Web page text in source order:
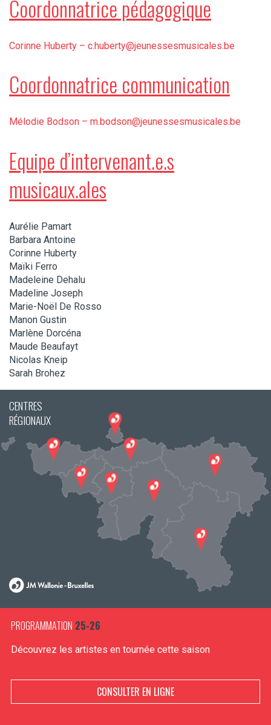
Coordonnatrice pédagogique
Corinne Huberty – c.huberty@jeunessesmusicales.be
Coordonnatrice communication
Mélodie Bodson – m.bodson@jeunessesmusicales.be
Equipe d’intervenant.e.s
musicaux.ales
Aurélie Pamart
Barbara Antoine
Corinne Huberty
Maïki Ferro
Madeleine Dehalu
Madeline Joseph
Marie-Noël De Rosso
Manon Gustin
Marlène Dorcéna
Maude Beaufayt
Nicolas Kneip
Sarah Brohez
CENTRES
RÉGIONAUX
PROGRAMMATION 25-26
Découvrez les artistes en tournée cette saison
CONSULTER EN LIGNE